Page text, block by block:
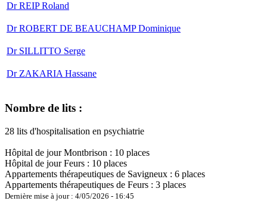
Dr REIP Roland
Dr ROBERT DE BEAUCHAMP Dominique
Dr SILLITTO Serge
Dr ZAKARIA Hassane
Nombre de lits :
28 lits d'hospitalisation en psychiatrie
Hôpital de jour Montbrison : 10 places
Hôpital de jour Feurs : 10 places
Appartements thérapeutiques de Savigneux : 6 places
Appartements thérapeutiques de Feurs : 3 places
Dernière mise à jour : 4/05/2026 - 16:45